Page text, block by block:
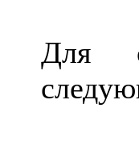
Для